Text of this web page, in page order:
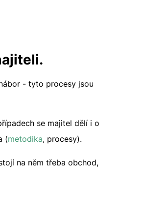
- tyto procesy jsou
se majitel dělí i o
(metodika, procesy).
na něm třeba obchod,